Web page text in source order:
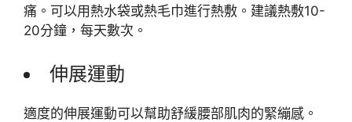
痛。可以用熱水袋或熱毛巾進行熱敷。建議熱敷10-
20分鐘，每天數次。
伸展運動
適度的伸展運動可以幫助舒緩腰部肌肉的緊繃感。